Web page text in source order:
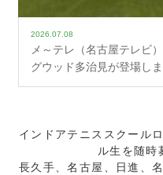
2026.07.08
メ～テレ（名古屋テレビ
グウッド多治見が登場しま
インドアテニススクール
ル生を随時
長久手、名古屋、日進、